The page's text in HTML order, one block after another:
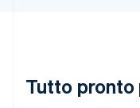
Tutto pronto
Lituania